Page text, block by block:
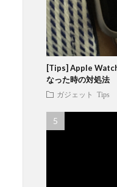
[Tips] Apple
なった時の対処法
ガジェット Tips